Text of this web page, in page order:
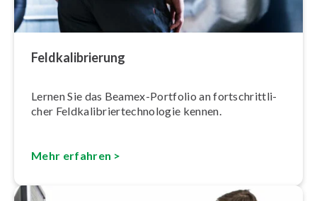
Feld­ka­li­brie­rung
Lernen Sie das Beamex-Portfolio an fort­schritt­li­
cher Feld­ka­li­brier­tech­no­lo­gie kennen.
Mehr erfahren >